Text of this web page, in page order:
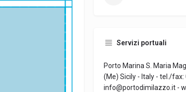
Servizi portuali
Porto Marina S. Maria
(Me) Sicily - Italy - tel./fax:
info@portodimilazzo.it -